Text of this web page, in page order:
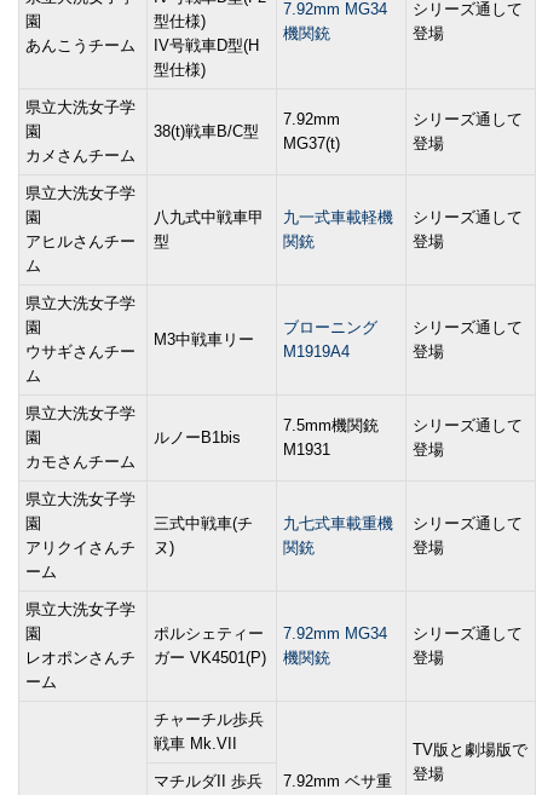
園
あんこうチーム
型仕様)
IV号戦車D型(H
型仕様)
7.92mm MG34
機関銃
シリーズ通して
登場
県立大洗女子学
園
カメさんチーム
38(t)戦車B/C型
7.92mm
MG37(t)
シリーズ通して
登場
県立大洗女子学
園
アヒルさんチー
ム
八九式中戦車甲
型
九一式車載軽機
関銃
シリーズ通して
登場
県立大洗女子学
園
ウサギさんチー
ム
M3中戦車リー
ブローニング
M1919A4
シリーズ通して
登場
県立大洗女子学
園
カモさんチーム
ルノーB1bis
7.5mm機関銃
M1931
シリーズ通して
登場
県立大洗女子学
園
アリクイさんチ
ーム
三式中戦車(チ
ヌ)
九七式車載重機
関銃
シリーズ通して
登場
県立大洗女子学
園
レオポンさんチ
ーム
ポルシェティー
ガー VK4501(P)
7.92mm MG34
機関銃
シリーズ通して
登場
チャーチル歩兵
戦車 Mk.VII
7.92mm ベサ重
TV版と劇場版で
登場
マチルダII 歩兵